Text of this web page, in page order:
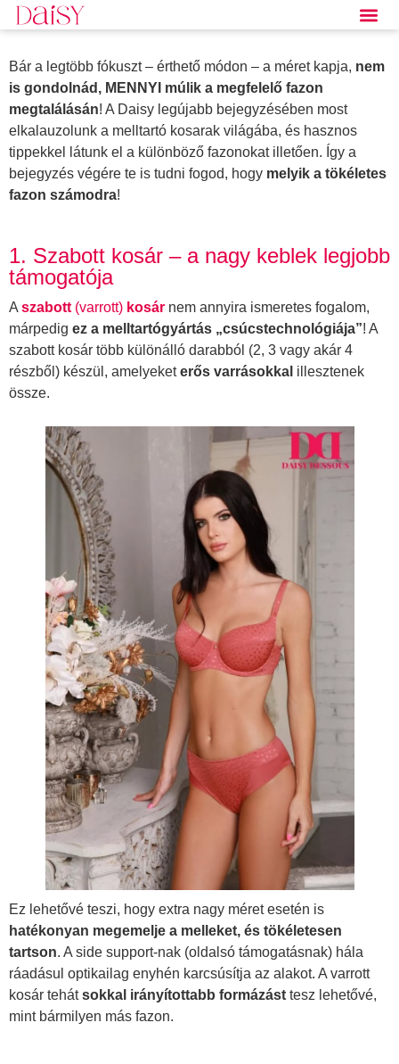
Bár a legtöbb fókuszt – érthető módon – a méret kapja, nem
is gondolnád, MENNYI múlik a megfelelő fazon
megtalálásán! A Daisy legújabb bejegyzésében most
elkalauzolunk a melltartó kosarak világába, és hasznos
tippekkel látunk el a különböző fazonokat illetően. Így a
bejegyzés végére te is tudni fogod, hogy melyik a tökéletes
fazon számodra!
1. Szabott kosár – a nagy keblek legjobb
támogatója
A szabott (varrott) kosár nem annyira ismeretes fogalom,
márpedig ez a melltartógyártás „csúcstechnológiája”! A
szabott kosár több különálló darabból (2, 3 vagy akár 4
részből) készül, amelyeketerős varrásokkal illesztenek
össze.
Ez lehetővé teszi, hogy extra nagy méret esetén is
hatékonyan megemelje a melleket, és tökéletesen
tartson. A side support-nak (oldalsó támogatásnak) hála
ráadásul optikailag enyhén karcsúsítja az alakot. A varrott
kosár tehátsokkal irányítottabb formázást tesz lehetővé,
mint bármilyen más fazon.